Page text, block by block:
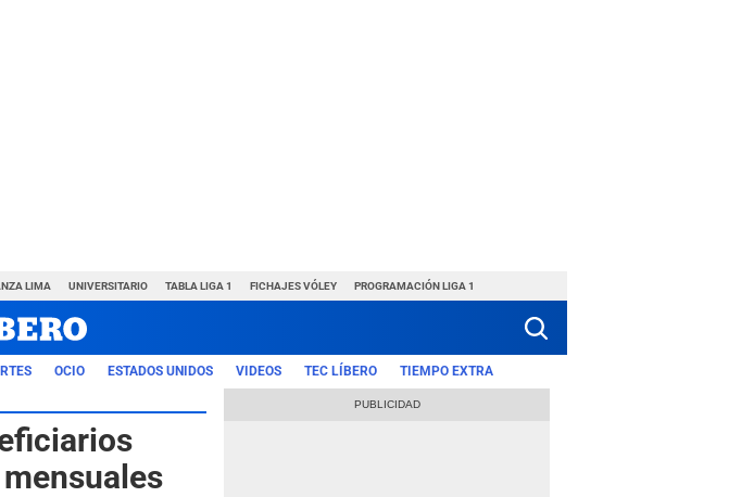
LIMA UNIVERSITARIO TABLA LIGA 1 FICHAJES VÓLEY PROGRAMACIÓN LIGA 1
OCIO ESTADOS UNIDOS VIDEOS TEC LÍBERO TIEMPO EXTRA